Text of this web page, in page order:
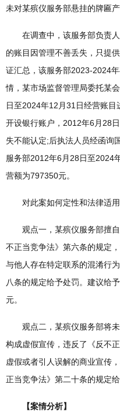
未对某殡仪服务部悬挂的牌匾产
在调查中，该服务部负责人
的账目因管理不善丢失，只提
证汇总，该服务部2023-2024
情，某市场监督管理局委托某
日至2024年12月31日经营账
开设银行账户，2012年6月28
失不能认定;后执法人员经函询
服务部2012年6月28日至2024
营额为797350元。
对此案如何定性和法律适用
观点一，某殡仪服务部擅自
不正当竞争法》第六条的规定
与他人存在特定联系的混淆行
八条的规定给予处罚。建议给
元。
观点二，某殡仪服务部将未
构成虚假宣传，违反了《反不
虚假或者引人误解的商业宣传
正当竞争法》第二十条的规定
【案情分析】